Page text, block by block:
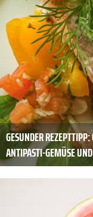
GESUNDER
ANTIPASTI-­GEMÜSE